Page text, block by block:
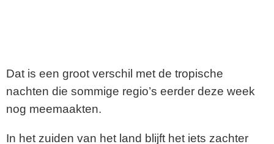
Dat is een groot verschil met de tropische
nachten die sommige regio’s eerder deze week
nog meemaakten.
In het zuiden van het land blijft het iets zachter